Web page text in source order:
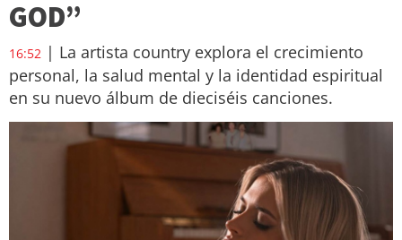
GOD”
16:52 | La artista country explora el crecimiento
personal, la salud mental y la identidad espiritual
en su nuevo álbum de dieciséis canciones.